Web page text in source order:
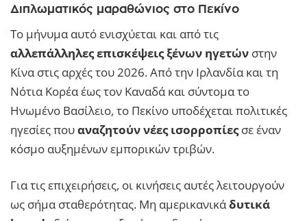
Διπλωματικός μαραθώνιος στο Πεκίνο
Το μήνυμα αυτό ενισχύεται και από τις
αλλεπάλληλες επισκέψεις ξένων ηγετών στην
Κίνα στις αρχές του 2026. Από την Ιρλανδία και τη
Νότια Κορέα έως τον Καναδά και σύντομα το
Ηνωμένο Βασίλειο, το Πεκίνο υποδέχεται πολιτικές
ηγεσίες πουαναζητούν νέες ισορροπίεςσε έναν
κόσμο αυξημένων εμπορικών τριβών.
Για τις επιχειρήσεις, οι κινήσεις αυτές λειτουργούν
ως σήμα σταθερότητας. Μη αμερικανικάδυτικά